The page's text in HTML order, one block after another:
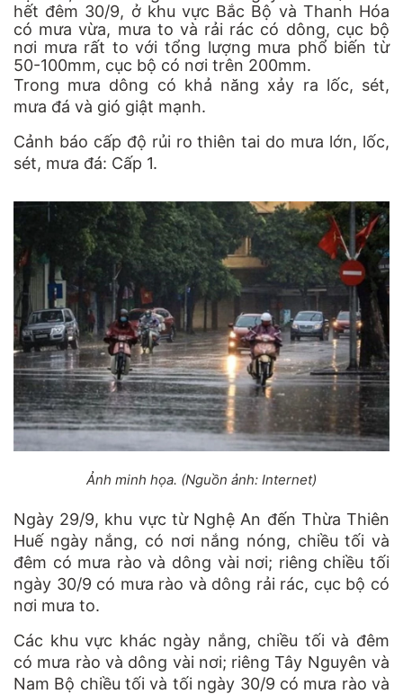
hết đêm 30/9, ở khu vực Bắc Bộ và Thanh Hóa
có mưa vừa, mưa to và rải rác có dông, cục bộ
nơi mưa rất to với tổng lượng mưa phổ biến từ
50-100mm, cục bộ có nơi trên 200mm.
Trong mưa dông có khả năng xảy ra lốc, sét,
mưa đá và gió giật mạnh.
Cảnh báo cấp độ rủi ro thiên tai do mưa lớn, lốc,
sét, mưa đá: Cấp 1.
Ảnh minh họa. (Nguồn ảnh: Internet)
Ngày 29/9, khu vực từ Nghệ An đến Thừa Thiên
Huế ngày nắng, có nơi nắng nóng, chiều tối và
đêm có mưa rào và dông vài nơi; riêng chiều tối
ngày 30/9 có mưa rào và dông rải rác, cục bộ có
nơi mưa to.
Các khu vực khác ngày nắng, chiều tối và đêm
có mưa rào và dông vài nơi; riêng Tây Nguyên và
Nam Bộ chiều tối và tối ngày 30/9 có mưa rào và